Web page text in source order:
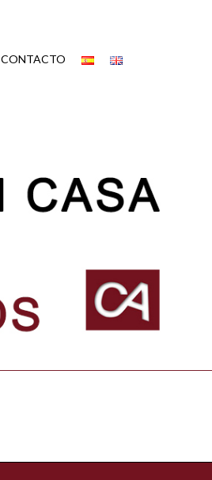
CONTACTO